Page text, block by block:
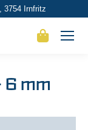
3754 Irnfritz
6 mm